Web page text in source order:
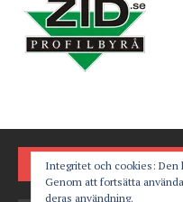
FÖLJ OSS PÅ
Integritet och cookies: Den
Genom att fortsätta
deras användning.